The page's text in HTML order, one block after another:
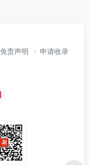
免责声明 申请收录